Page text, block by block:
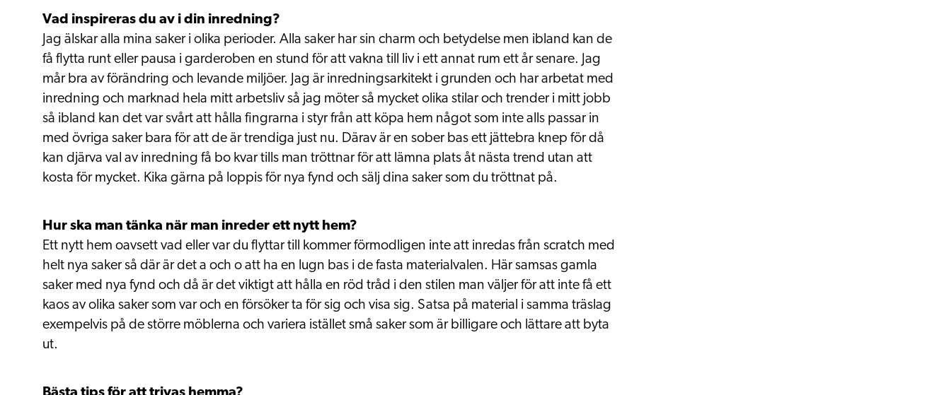
Vad inspireras du av i din inredning?
Jag älskar alla mina saker i olika perioder. Alla saker har sin charm och betydelse men ibland kan de
få flytta runt eller pausa i garderoben en stund för att vakna till liv i ett annat rum ett år senare. Jag
mår bra av förändring och levande miljöer. Jag är inredningsarkitekt i grunden och har arbetat med
inredning och marknad hela mitt arbetsliv så jag möter så mycket olika stilar och trender i mitt jobb
så ibland kan det var svårt att hålla fingrarna i styr från att köpa hem något som inte alls passar in
med övriga saker bara för att de är trendiga just nu. Därav är en sober bas ett jättebra knep för då
kan djärva val av inredning få bo kvar tills man tröttnar för att lämna plats åt nästa trend utan att
kosta för mycket. Kika gärna på loppis för nya fynd och sälj dina saker som du tröttnat på.
Hur ska man tänka när man inreder ett nytt hem?
Ett nytt hem oavsett vad eller var du flyttar till kommer förmodligen inte att inredas från scratch med
helt nya saker så där är det a och o att ha en lugn bas i de fasta materialvalen. Här samsas gamla
saker med nya fynd och då är det viktigt att hålla en röd tråd i den stilen man väljer för att inte få ett
kaos av olika saker som var och en försöker ta för sig och visa sig. Satsa på material i samma träslag
exempelvis på de större möblerna och variera istället små saker som är billigare och lättare att byta
ut.